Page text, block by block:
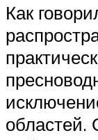
Как
областей.